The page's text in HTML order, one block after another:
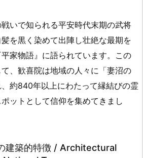
いで知られる平安時代末期の武将
を黒く染めて出陣し壮絶な最期を
家物語』に語られています。この
、歓喜院は地域の人々に「妻沼の
約840年以上にわたって縁結びの霊
ットとして信仰を集めてきまし
建築的特徴 / Architectural